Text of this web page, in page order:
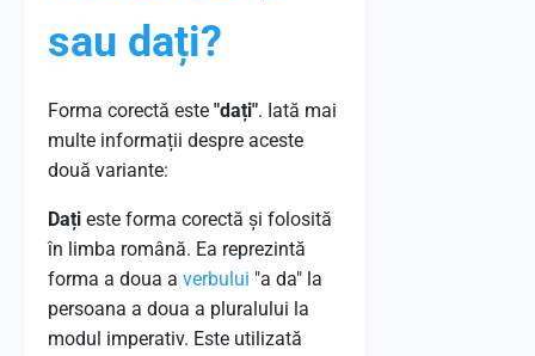
sau dați?
Forma corectă este "dați". Iată mai
multe informații despre aceste
două variante:
Dați este forma corectă și folosită
în limba română. Ea reprezintă
forma a doua a verbului "a da" la
persoana a doua a pluralului la
modul imperativ. Este utilizată